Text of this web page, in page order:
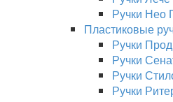
Ручки Нео
Пластиковые
Ручки
Ручки
Ручки
Ручки